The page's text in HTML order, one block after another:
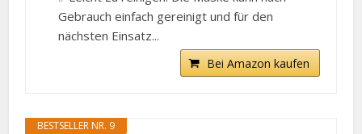
Gebrauch einfach gereinigt und für den
nächsten Einsatz...
Bei Amazon kaufen
BESTSELLER NR. 9